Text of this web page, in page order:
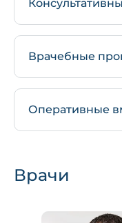
Врачебные
Оперативные
Врачи